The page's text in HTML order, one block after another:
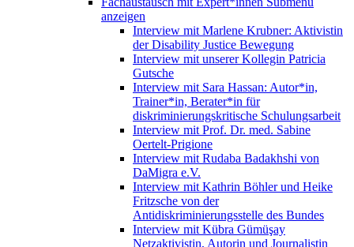
anzeigen
Interview mit Marlene Krubner: Aktivistin
der Disability Justice Bewegung
Interview mit unserer Kollegin Patricia
Gutsche
Interview mit Sara Hassan: Autor*in,
Trainer*in, Berater*in für
diskriminierungskritische Schulungsarbeit
Interview mit Prof. Dr. med. Sabine
Oertelt-Prigione
Interview mit Rudaba Badakhshi von
DaMigra e.V.
Interview mit Kathrin Böhler und Heike
Fritzsche von der
Antidiskriminierungsstelle des Bundes
Interview mit Kübra Gümüşay
Netzaktivistin, Autorin und Journalistin